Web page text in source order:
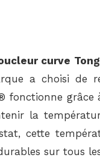
curve Tong
a choisi de
fonctionne grâce
la
cette
sur tous